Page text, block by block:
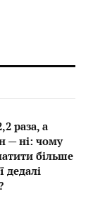
раза, а
— ні: чому
більше
дедалі